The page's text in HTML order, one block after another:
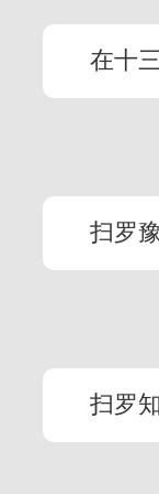
在十
扫罗
扫罗